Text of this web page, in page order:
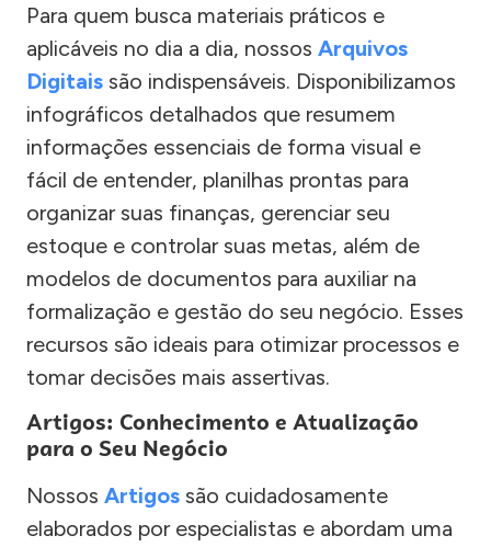
Para quem busca materiais práticos e
aplicáveis no dia a dia, nossos Arquivos
Digitais são indispensáveis. Disponibilizamos
infográficos detalhados que resumem
informações essenciais de forma visual e
fácil de entender, planilhas prontas para
organizar suas finanças, gerenciar seu
estoque e controlar suas metas, além de
modelos de documentos para auxiliar na
formalização e gestão do seu negócio. Esses
recursos são ideais para otimizar processos e
tomar decisões mais assertivas.
Artigos: Conhecimento e Atualização
para o Seu Negócio
Nossos Artigos são cuidadosamente
elaborados por especialistas e abordam uma